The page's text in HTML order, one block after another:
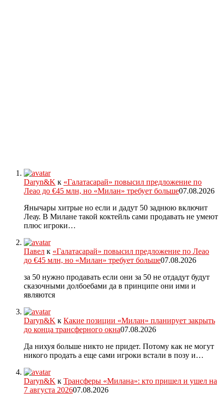
Daryn&K к «Галатасарай» повысил предложение по
Леао до €45 млн, но «Милан» требует больше07.08.2026
Янычары хитрые но если и дадут 50 заднюю включит
Леау. В Милане такой коктейль сами продавать не умеют
плюс игроки…
Павел к «Галатасарай» повысил предложение по Леао
до €45 млн, но «Милан» требует больше07.08.2026
за 50 нужно продавать если они за 50 не отдадут будут
сказочными долбоебами да в принципе они ими и
являются
Daryn&K к Какие позиции «Милан» планирует закрыть
до конца трансферного окна07.08.2026
Да нихуя больше никто не придет. Потому как не могут
никого продать а еще сами игроки встали в позу и…
Daryn&K к Трансферы «Милана»: кто пришел и ушел на
7 августа 202607.08.2026